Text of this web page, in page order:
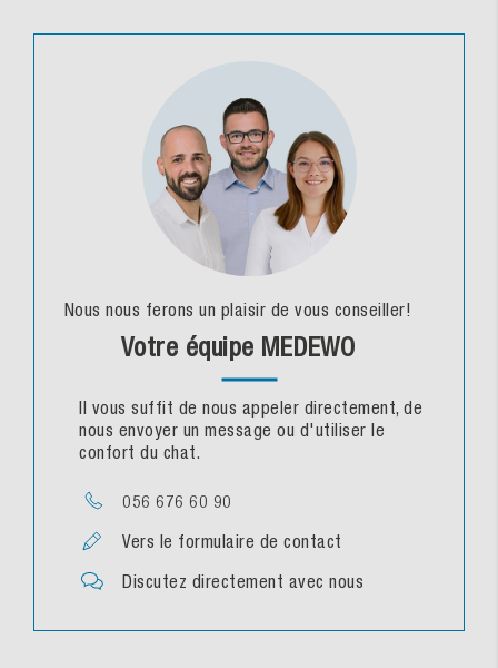
Nous nous ferons un plaisir de vous conseiller!
Votre équipe MEDEWO
Il vous suffit de nous appeler directement, de
nous envoyer un message ou d'utiliser le
confort du chat.
056 676 60 90
Vers le formulaire de contact
Discutez directement avec nous